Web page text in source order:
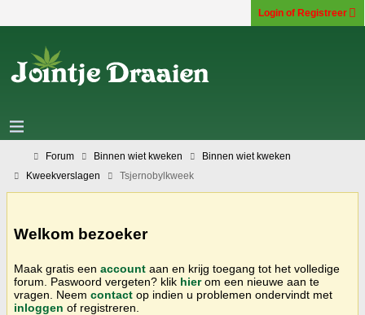
Login of Registreer
Forum Binnen wiet kweken
Binnen wiet kweken
Kweekverslagen
Tsjernobylkweek
Welkom bezoeker
Maak gratis een account aan en krijg toegang tot het volledige
forum. Paswoord vergeten? klik hierom een nieuwe aan te
vragen. Neem contact op indien u problemen ondervindt met
inloggen of registreren.